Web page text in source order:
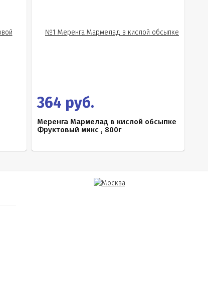
364 руб.
Меренга Мармелад в кислой обсыпке
Фруктовый микс , 800г